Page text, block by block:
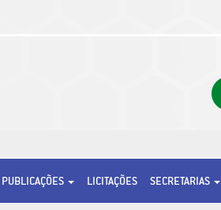
PUBLICAÇÕES LICITAÇÕES SECRETARIAS